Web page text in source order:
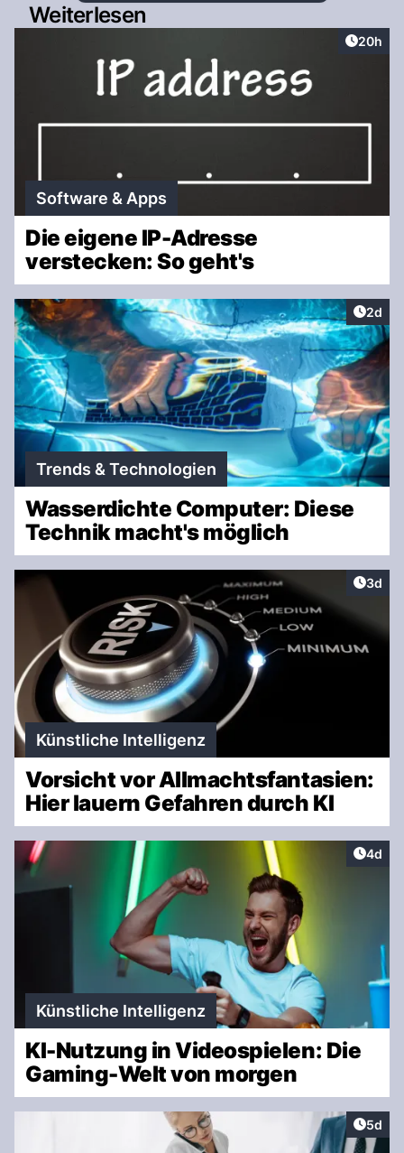
Weiterlesen
Artikel
20h
Software & Apps
Die eigene IP-Adresse
verstecken: So geht's
2d
Trends & Technologien
Wasserdichte Computer: Diese
Technik macht's möglich
3d
Künstliche Intelligenz
Vorsicht vor Allmachtsfantasien:
Hier lauern Gefahren durch KI
4d
Künstliche Intelligenz
KI-Nutzung in Videospielen: Die
Gaming-Welt von morgen
5d